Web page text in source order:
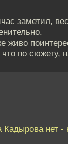
заметил,
живо
по сюжету,
нет -